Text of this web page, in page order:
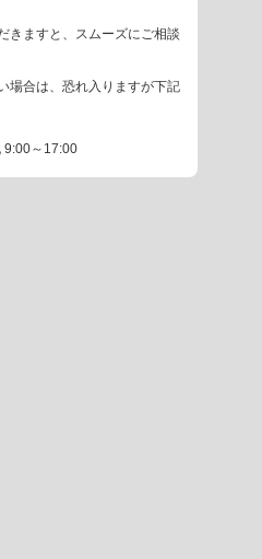
きますと、スムーズにご相談
場合は、恐れ入りますが下記
9:00～17:00